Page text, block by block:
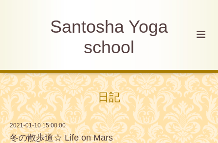
Santosha Yoga
school
日記
2021-01-10 15:00:00
冬の散歩道☆ Life on Mars